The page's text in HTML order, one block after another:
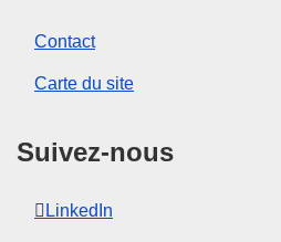
Contact
Carte du site
Suivez-nous
LinkedIn